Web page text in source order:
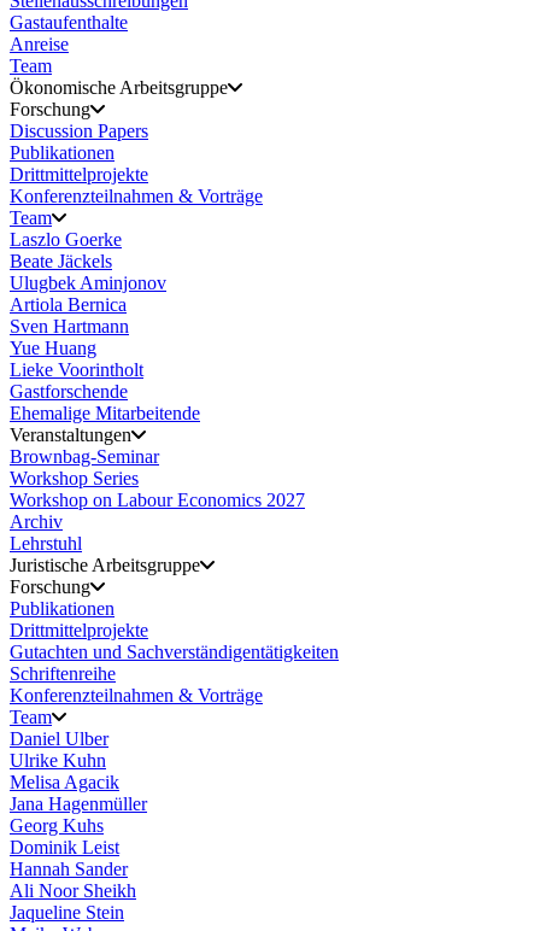
Gastaufenthalte
Anreise
Team
Ökonomische Arbeitsgruppe
Forschung
Discussion Papers
Publikationen
Drittmittelprojekte
Konferenzteilnahmen & Vorträge
Team
Laszlo Goerke
Beate Jäckels
Ulugbek Aminjonov
Artiola Bernica
Sven Hartmann
Yue Huang
Lieke Voorintholt
Gastforschende
Ehemalige Mitarbeitende
Veranstaltungen
Brownbag-Seminar
Workshop Series
Workshop on Labour Economics 2027
Archiv
Lehrstuhl
Juristische Arbeitsgruppe
Forschung
Publikationen
Drittmittelprojekte
Gutachten und Sachverständigentätigkeiten
Schriftenreihe
Konferenzteilnahmen & Vorträge
Team
Daniel Ulber
Ulrike Kuhn
Melisa Agacik
Jana Hagenmüller
Georg Kuhs
Dominik Leist
Hannah Sander
Ali Noor Sheikh
Jaqueline Stein